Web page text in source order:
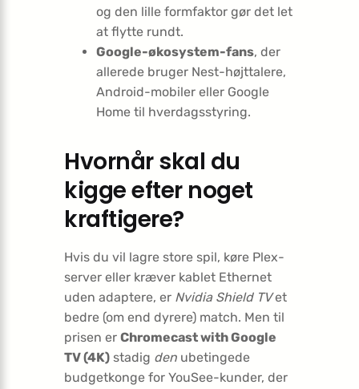
og den lille formfaktor gør det let
at flytte rundt.
Google-økosystem-fans, der
allerede bruger Nest-højttalere,
Android-mobiler eller Google
Home til hverdagsstyring.
Hvornår skal du
kigge efter noget
kraftigere?
Hvis du vil lagre store spil, køre Plex-
server eller kræver kablet Ethernet
uden adaptere, er Nvidia Shield TVet
bedre (om end dyrere) match. Men til
prisen er Chromecast with Google
TV (4K) stadig den ubetingede
budgetkonge for YouSee-kunder, der